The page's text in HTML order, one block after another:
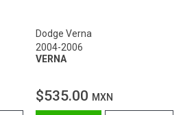
Dodge Verna
2004-2006
VERNA
$535.00 MXN